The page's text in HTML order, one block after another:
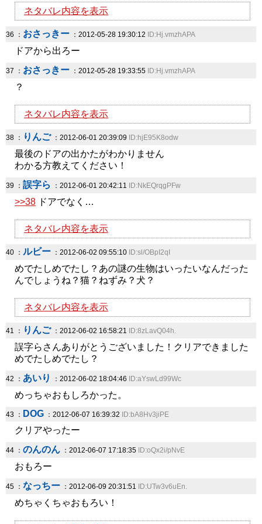
ネタバレ内容を表示
36 ： おさっきー ：2012-05-28 19:30:12 ID:Hj.vmzhAPA
ドアから出ろー
37 ： おさっきー ：2012-05-28 19:33:55 ID:Hj.vmzhAPA
？
ネタバレ内容を表示
38 ： りんご：2012-06-01 20:39:09 ID:hjE95K8odw
最後のドアの出かたがわかりません
わかる方教えてください！
39 ： 誤字ら ：2012-06-01 20:42:11 ID:NkEQrqgPFw
>>38 ドアでなく…
ネタバレ内容を表示
40 ： ルビー ：2012-06-02 09:55:10 ID:sl/OBpI2qI
めでたしめでたし？あの謎の生物はいったいなんだった
んでしょうね？猫？ねずみ？犬？
ネタバレ内容を表示
41 ： りんご：2012-06-02 16:58:21 ID:8zLavQ04h.
誤字らさんありがとうございました！クリアできました
めでたしめでたし？
42 ： あいり ：2012-06-02 18:04:46 ID:aYswLd99Wc
めっちゃおもしろかった。
43 ： DOG ：2012-06-07 16:39:32 ID:bA8Hv3jiPE
クリアやったー
44 ： のんのん ：2012-06-07 17:18:35 ID:oQx2i/pNvE
おもろー
45 ： なっちー ：2012-06-09 20:31:51 ID:UTw3v6uEn.
めちゃくちゃおもろい！